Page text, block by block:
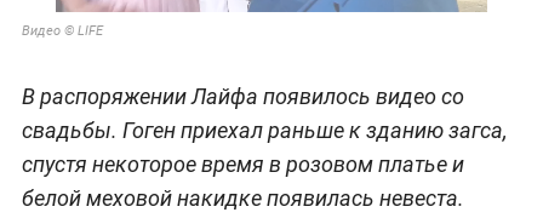
Видео © LIFE
В распоряжении Лайфа появилось видео со
свадьбы. Гоген приехал раньше к зданию загса,
спустя некоторое время в розовом платье и
белой меховой накидке появилась невеста.